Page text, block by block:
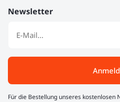
Newsletter
Für die Bestellung unseres